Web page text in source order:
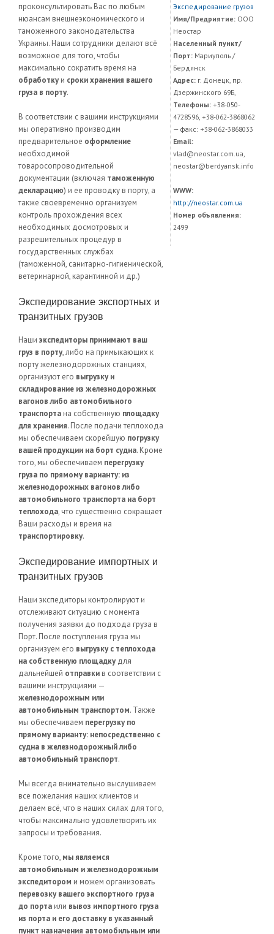
проконсультировать Вас по любым
нюансам внешнеэкономического и
таможенного законодательства
Украины. Наши сотрудники делают всё
возможное для того, чтобы
максимально сократить время на
обработкуи сроки хранения вашего
груза в порту.
В соответствии с вашими инструкциями
мы оперативно производим
предварительное оформление
необходимой
товаросопроводительной
документации (включая таможенную
декларацию) и ее проводку в порту, а
также своевременно организуем
контроль прохождения всех
необходимых досмотровых и
разрешительных процедур в
государственных службах
(таможенной, санитарно-гигиенической,
ветеринарной, карантинной и др.)
Экспедирование экспортных и
транзитных грузов
Наши экспедиторы принимают ваш
груз в порту, либо на примыкающих к
порту железнодорожных станциях,
организуют его выгрузку и
складирование из железнодорожных
вагонов либо автомобильного
транспорта на собственную площадку
для хранения. После подачи теплохода
мы обеспечиваем скорейшую погрузку
вашей продукции на борт судна. Кроме
того, мы обеспечиваем перегрузку
груза по прямому варианту: из
железнодорожных вагонов либо
автомобильного транспорта на борт
теплохода, что существенно сокращает
Ваши расходы и время на
транспортировку.
Экспедирование импортных и
транзитных грузов
Наши экспедиторы контролируют и
отслеживают ситуацию с момента
получения заявки до подхода груза в
Порт. После поступления груза мы
организуем его выгрузку с теплохода
на собственную площадкудля
дальнейшей отправки в соответствии с
вашими инструкциями —
железнодорожным или
автомобильным транспортом. Также
мы обеспечиваем перегрузку по
прямому варианту: непосредственно с
судна в железнодорожный либо
автомобильный транспорт.
Мы всегда внимательно выслушиваем
все пожелания наших клиентов и
делаем всё, что в наших силах для того,
чтобы максимально удовлетворить их
запросы и требования.
Кроме того, мы являемся
автомобильным и железнодорожным
экспедитором и можем организовать
перевозку вашего экспортного груза
до порта или вывоз импортного груза
из порта и его доставку в указанный
пункт назначения автомобильным или
Экспедирование грузов
Имя/Предриятие:ООО
Неостар
Населенный пункт/
Порт:Мариуполь /
Бердянск
Адрес:г. Донецк, пр.
Дзержинского 69Б,
Телефоны:+38-050-
4728596, +38-062-3868062
— факс: +38-062-3868033
Email:
vlad@neostar.com.ua,
neostar@berdyansk.info
WWW:
http://neostar.com.ua
Номер объявления:
2499